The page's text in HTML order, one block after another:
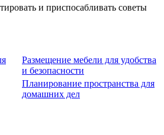
и приспосабливать советы
Размещение мебели для удобства
и безопасности
Планирование пространства для
домашних дел